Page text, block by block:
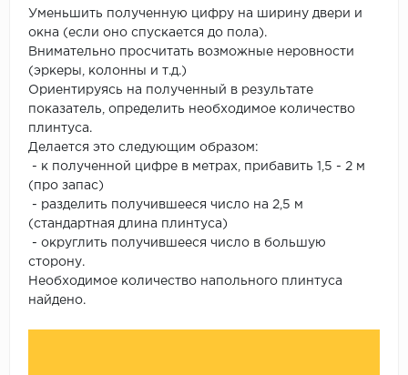
Уменьшить полученную цифру на ширину двери и
окна (если оно спускается до пола).
Внимательно просчитать возможные неровности
(эркеры, колонны и т.д.)
Ориентируясь на полученный в результате
показатель, определить необходимое количество
плинтуса.
Делается это следующим образом:
- к полученной цифре в метрах, прибавить 1,5 - 2 м
(про запас)
- разделить получившееся число на 2,5 м
(стандартная длина плинтуса)
- округлить получившееся число в большую
сторону.
Необходимое количество напольного плинтуса
найдено.